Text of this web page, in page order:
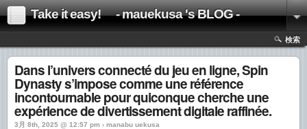
Take it easy! - mauekusa 's BLOG -
検索
Dans l’univers connecté du jeu en ligne, Spin
Dynasty s’impose comme une référence
incontournable pour quiconque cherche une
expérience de divertissement digitale raffinée.
3月 8th, 2025 @ 12:57 pm › manabu uekusa